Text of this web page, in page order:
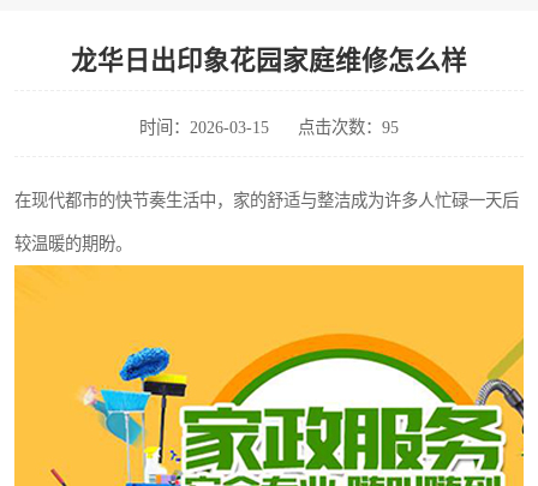
龙华日出印象花园家庭维修怎么样
时间：2026-03-15 点击次数：95
在现代都市的快节奏生活中，家的舒适与整洁成为许多人忙碌一天后
较温暖的期盼。